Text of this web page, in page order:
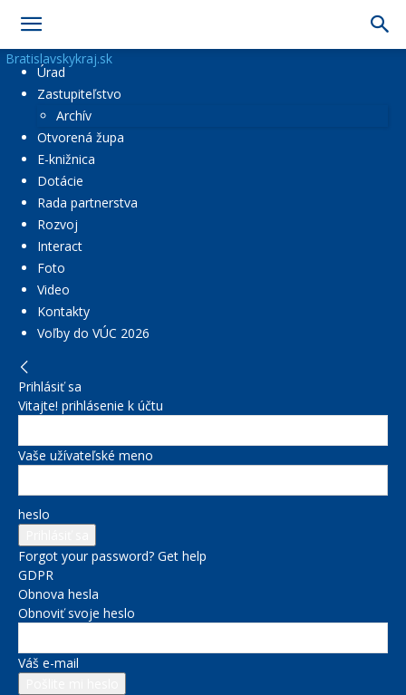
Bratislavskykraj.sk
Úrad
Zastupiteľstvo
Archív
Otvorená župa
E-knižnica
Dotácie
Rada partnerstva
Rozvoj
Interact
Foto
Video
Kontakty
Voľby do VÚC 2026
Prihlásiť sa
Vitajte! prihlásenie k účtu
Vaše užívateľské meno
heslo
Forgot your password? Get help
GDPR
Obnova hesla
Obnoviť svoje heslo
Váš e-mail